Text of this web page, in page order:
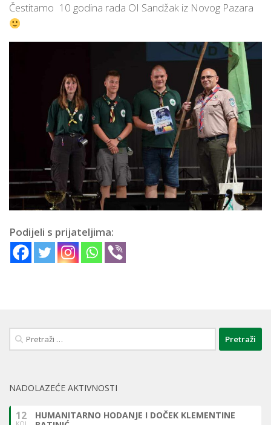
Čestitamo 10 godina rada OI Sandžak iz Novog Pazara
Podijeli s prijateljima:
Pretraži:
NADOLAZEĆE AKTIVNOSTI
12
HUMANITARNO HODANJE I DOČEK KLEMENTINE